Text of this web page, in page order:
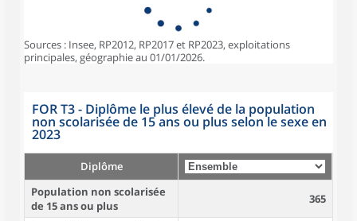
Sources : Insee, RP2012, RP2017 et RP2023, exploitations
principales, géographie au 01/01/2026.
FOR T3 - Diplôme le plus élevé de la population
non scolarisée de 15 ans ou plus selon le sexe en
2023
Diplôme
Population non scolarisée
de 15 ans ou plus
365